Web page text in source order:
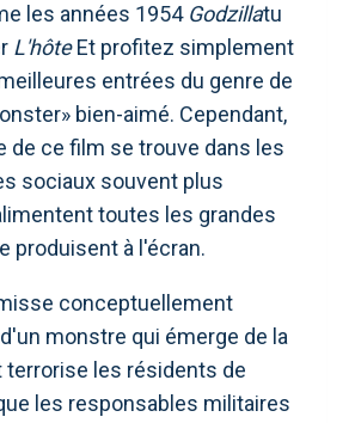
les années 1954 Godzillatu
L'hôteEt profitez simplement
entrées du genre de
bien-aimé. Cependant,
de ce film se trouve dans les
sociaux souvent plus
toutes les grandes
produisent à l'écran.
conceptuellement
monstre qui émerge de la
terrorise les résidents de
les responsables militaires